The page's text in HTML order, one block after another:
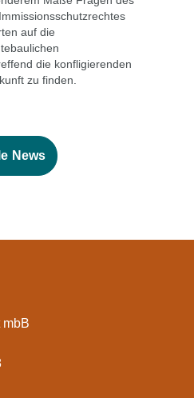
auf die
die konfligierenden
zu finden.
News
mbB